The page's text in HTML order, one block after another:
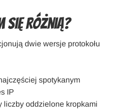
się różnią?
dwie wersje protokołu
spotykanym
IP
liczby oddzielone kropkami